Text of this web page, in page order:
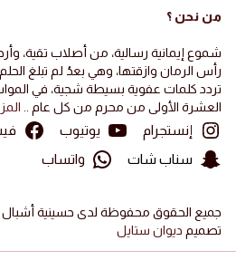
A
Ali Khalaf
·
2024-11-22
الجيل الفاطمي 1446 هجرية
الصور ١٤٤٦ هجرية صور الأشبال